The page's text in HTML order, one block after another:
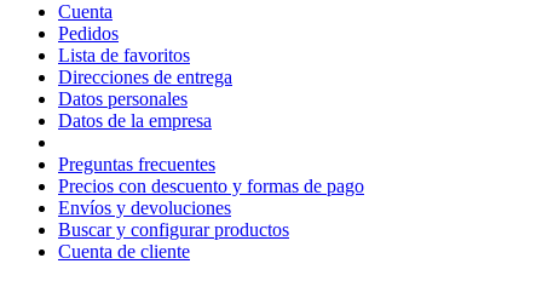
Cuenta
Pedidos
Lista de favoritos
Direcciones de entrega
Datos personales
Datos de la empresa
Preguntas frecuentes
Precios con descuento y formas de pago
Envíos y devoluciones
Buscar y configurar productos
Cuenta de cliente